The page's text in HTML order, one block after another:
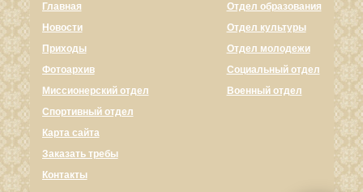
Главная
Новости
Приходы
Фотоархив
Миссионерский отдел
Отдел образования
Отдел культуры
Отдел молодежи
Социальный отдел
Военный отдел
Спортивный отдел
Карта сайта
Заказать требы
Контакты